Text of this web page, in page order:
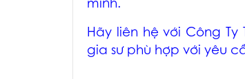
mình.
Hãy liên hệ với Công
gia sư phù hợp với yêu